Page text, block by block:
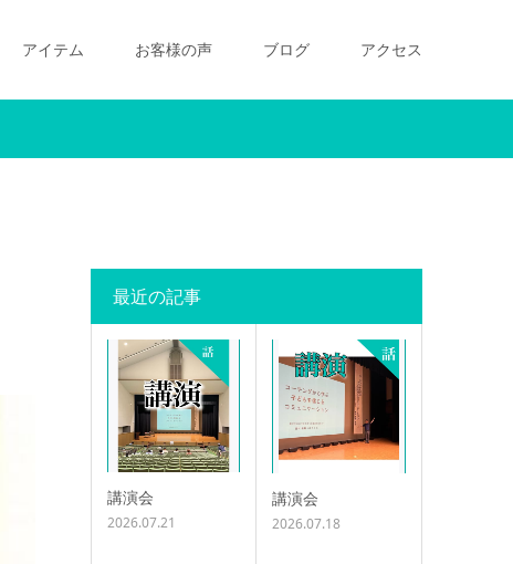
アイテム お客様の声 ブログ アクセス
最近の記事
講演会
2026.07.21
講演会
2026.07.18